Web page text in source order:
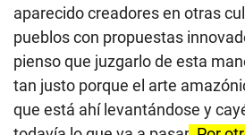
aparecido creadores en otras
pueblos con propuestas
pienso que juzgarlo de esta
tan justo porque el arte
que está ahí levantándose y